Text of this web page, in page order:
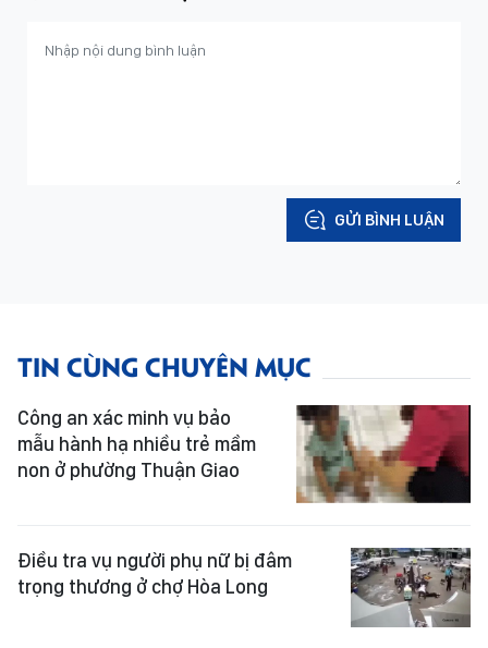
GỬI BÌNH LUẬN
TIN CÙNG CHUYÊN MỤC
Công an xác minh vụ bảo
mẫu hành hạ nhiều trẻ mầm
non ở phường Thuận Giao
Điều tra vụ người phụ nữ bị đâm
trọng thương ở chợ Hòa Long